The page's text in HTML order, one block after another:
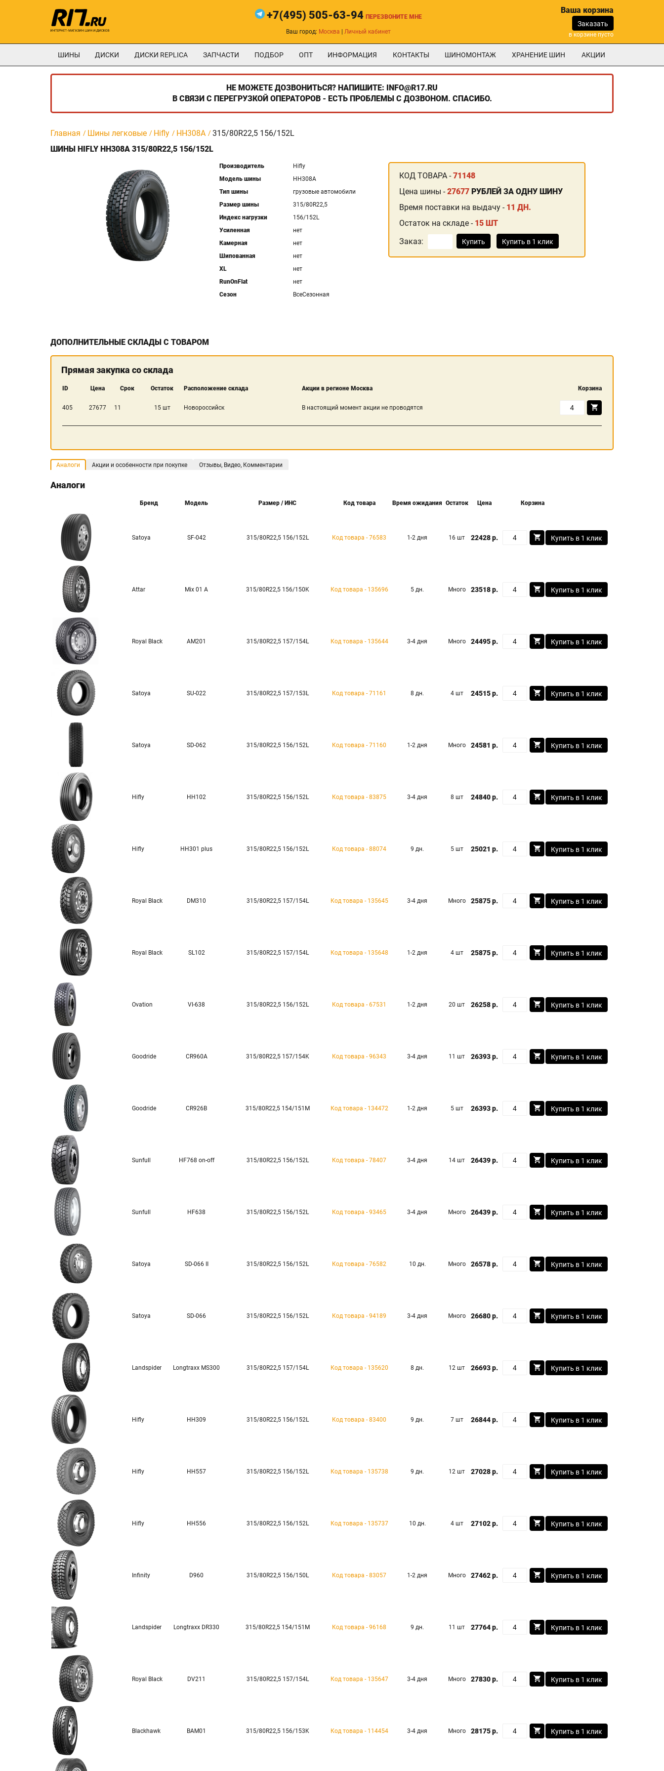
+7(495) 505-63-94 ПЕРЕЗВОНИТЕ МНЕ
Ваш город: Москва Личный кабинет
Ваша корзина
Заказать
в корзине пусто
ШИНЫ ДИСКИ ДИСКИ REPLICA ЗАПЧАСТИ ПОДБОР ОПТ ИНФОРМАЦИЯ КОНТАКТЫ ШИНОМОНТАЖ ХРАНЕНИЕ ШИН АКЦИИ
НЕ МОЖЕТЕ ДОЗВОНИТЬСЯ? НАПИШИТЕ: INFO@R17.RU
В СВЯЗИ С ПЕРЕГРУЗКОЙ ОПЕРАТОРОВ - ЕСТЬ ПРОБЛЕМЫ С ДОЗВОНОМ. СПАСИБО.
Главная Шины легковые Hifly HH308A
315/80R22,5 156/152L
ШИНЫ HIFLY HH308A 315/80R22,5 156/152L
Производитель
Hifly
Модель шины
HH308A
Тип шины
грузовые автомобили
Размер шины
315/80R22,5
Индекс нагрузки
156/152L
Усиленная
нет
Камерная
нет
Шипованная
нет
XL
нет
RunOnFlat
нет
Сезон
ВсеСезонная
КОД ТОВАРА -71148
Цена шины -27677 РУБЛЕЙ ЗА ОДНУ ШИНУ
Время поставки на выдачу - 11 ДН.
Остаток на складе - 15 ШТ
Заказ:
Купить Купить в 1 клик
ДОПОЛНИТЕЛЬНЫЕ СКЛАДЫ С ТОВАРОМ
Прямая закупка со склада
ID Цена Срок Остаток Расположение склада Акции в регионе Москва Корзина
405 27677 11 15 шт Новороссийск В настоящий момент акции не проводятся
Аналоги Акции и особенности при покупке Отзывы, Видео, Комментарии
Аналоги
Бренд Модель Размер / ИНС Код товара Время ожидания Остаток Цена Корзина
Satoya SF-042 315/80R22,5 156/152L Код товара - 76583 1-2 дня 16 шт 22428 р. Купить в 1 клик
Attar Mix 01 A 315/80R22,5 156/150K Код товара - 135696 5 дн. Много 23518 р. Купить в 1 клик
Royal Black AM201 315/80R22,5 157/154L Код товара - 135644 3-4 дня Много 24495 р. Купить в 1 клик
Satoya SU-022 315/80R22,5 157/153L Код товара - 71161 8 дн. 4 шт 24515 р. Купить в 1 клик
Satoya SD-062 315/80R22,5 156/152L Код товара - 71160 1-2 дня Много 24581 р. Купить в 1 клик
Hifly HH102 315/80R22,5 156/152L Код товара - 83875 3-4 дня 8 шт 24840 р. Купить в 1 клик
Hifly HH301 plus 315/80R22,5 156/152L Код товара - 88074 9 дн. 5 шт 25021 р. Купить в 1 клик
Royal Black DM310 315/80R22,5 157/154L Код товара - 135645 3-4 дня Много 25875 р. Купить в 1 клик
Royal Black SL102 315/80R22,5 157/154L Код товара - 135648 1-2 дня 4 шт 25875 р. Купить в 1 клик
Ovation VI-638 315/80R22,5 156/152L Код товара - 67531 1-2 дня 20 шт 26258 р. Купить в 1 клик
Goodride CR960A 315/80R22,5 157/154K Код товара - 96343 3-4 дня 11 шт 26393 р. Купить в 1 клик
Goodride CR926B 315/80R22,5 154/151M Код товара - 134472 1-2 дня 5 шт 26393 р. Купить в 1 клик
Sunfull HF768 on-off 315/80R22,5 156/152L Код товара - 78407 3-4 дня 14 шт 26439 р. Купить в 1 клик
Sunfull HF638 315/80R22,5 156/152L Код товара - 93465 3-4 дня Много 26439 р. Купить в 1 клик
Satoya SD-066 II 315/80R22,5 156/152L Код товара - 76582 10 дн. Много 26578 р. Купить в 1 клик
Satoya SD-066 315/80R22,5 156/152L Код товара - 94189 3-4 дня Много 26680 р. Купить в 1 клик
Landspider Longtraxx MS300 315/80R22,5 157/154L Код товара - 135620 8 дн. 12 шт 26693 р. Купить в 1 клик
Hifly HH309 315/80R22,5 156/152L Код товара - 83400 9 дн. 7 шт 26844 р. Купить в 1 клик
Hifly HH557 315/80R22,5 156/152L Код товара - 135738 9 дн. 12 шт 27028 р. Купить в 1 клик
Hifly HH556 315/80R22,5 156/152L Код товара - 135737 10 дн. 4 шт 27102 р. Купить в 1 клик
Infinity D960 315/80R22,5 156/150L Код товара - 83057 1-2 дня Много 27462 р. Купить в 1 клик
Landspider Longtraxx DR330 315/80R22,5 154/151M Код товара - 96168 9 дн. 11 шт 27764 р. Купить в 1 клик
Royal Black DV211 315/80R22,5 157/154L Код товара - 135647 3-4 дня Много 27830 р. Купить в 1 клик
Blackhawk BAM01 315/80R22,5 156/153K Код товара - 114454 3-4 дня Много 28175 р. Купить в 1 клик